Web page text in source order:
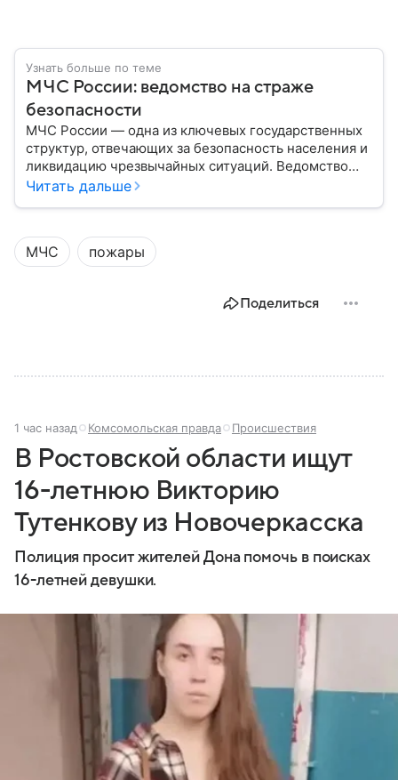
Узнать больше по теме
МЧС России: ведомство на страже
безопасности
МЧС России — одна из ключевых государственных
структур, отвечающих за безопасность населения и
ликвидацию чрезвычайных ситуаций. Ведомство
играет важную роль в защите граждан от
представляет собой МЧС, как оно устроено, какие
задачи выполняет и какую роль играет в
современной России.
Читать дальше
МЧС пожары
Поделиться
1 час назад Комсомольская правда Происшествия
В Ростовской области ищут
16-летнюю Викторию
Тутенкову из Новочеркасска
Полиция просит жителей Дона помочь в поисках
16-летней девушки.